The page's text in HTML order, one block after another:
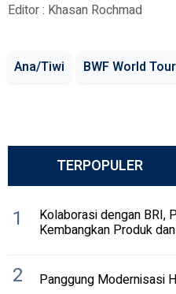
Editor : Khasan Rochmad
Ana/Tiwi BWF World
TERPOPULER
1 Kolaborasi dengan BRI,
Kembangkan Produk
2 Panggung Modernisasi